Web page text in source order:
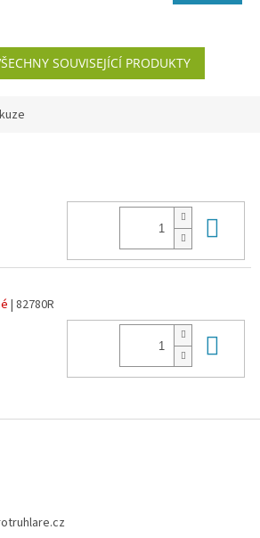
SOUVISEJÍCÍ PRODUKTY
| 82780R